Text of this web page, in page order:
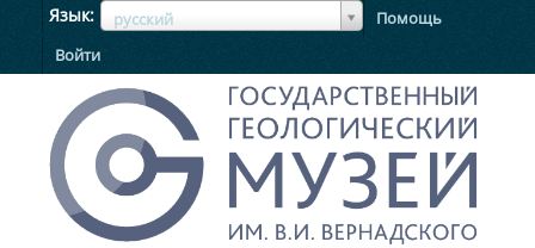
Язык русский
ЯзыкЯзык
Помощь
Войти